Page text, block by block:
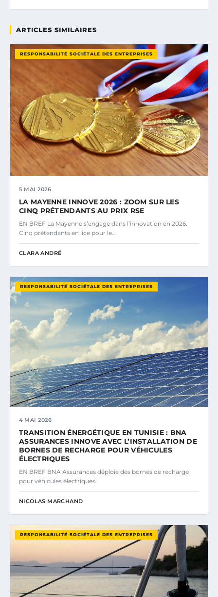
ARTICLES SIMILAIRES
RESPONSABILITÉ SOCIÉTALE DES ENTREPRISES
5 MAI 2026
LA MAYENNE INNOVE 2026 : ZOOM SUR LES
CINQ PRÉTENDANTS AU PRIX RSE
EN BREF La Mayenne s’engage dans l’innovation en 2026.
Cinq prétendants en lice pour le…
CLARA ANDRÉ
RESPONSABILITÉ SOCIÉTALE DES ENTREPRISES
4 MAI 2026
TRANSITION ÉNERGÉTIQUE EN TUNISIE : BNA
ASSURANCES INNOVE AVEC L’INSTALLATION DE
BORNES DE RECHARGE POUR VÉHICULES
ÉLECTRIQUES
EN BREF BNA Assurances déploie des bornes de recharge
pour véhicules électriques.
NICOLAS MARCHAND
RESPONSABILITÉ SOCIÉTALE DES ENTREPRISES